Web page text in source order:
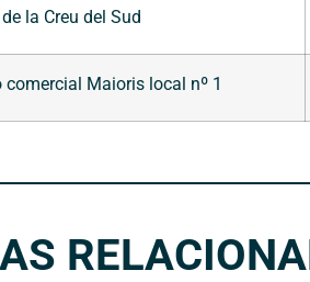
la Creu del Sud
comercial Maioris local nº 1